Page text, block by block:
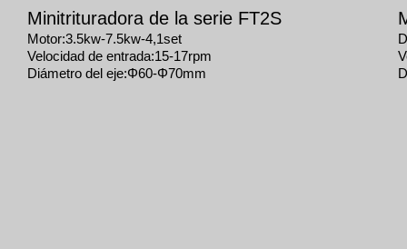
Minitrituradora de la serie FT2S
Motor:3.5kw-7.5kw-4,1set
Velocidad de entrada:15-17rpm
Diámetro del eje:Φ60-Φ70mm